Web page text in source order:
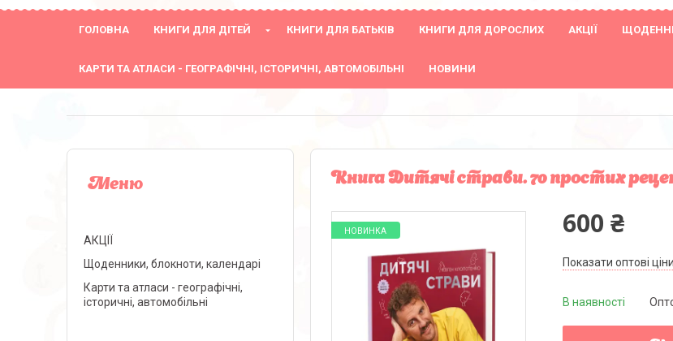
ГОЛОВНА КНИГИ ДЛЯ ДІТЕЙ КНИГИ ДЛЯ БАТЬКІВ КНИГИ ДЛЯ ДОРОСЛИХ АКЦІЇ
КАРТИ ТА АТЛАСИ - ГЕОГРАФІЧНІ, ІСТОРИЧНІ, АВТОМОБІЛЬНІ НОВИНИ
Книга Дитячі страви. 70 простих
НОВИНКА 600 ₴
Показати оптові ціни
В наявності
АКЦІЇ
Щоденники, блокноти, календарі
Карти та атласи - географічні,
історичні, автомобільні